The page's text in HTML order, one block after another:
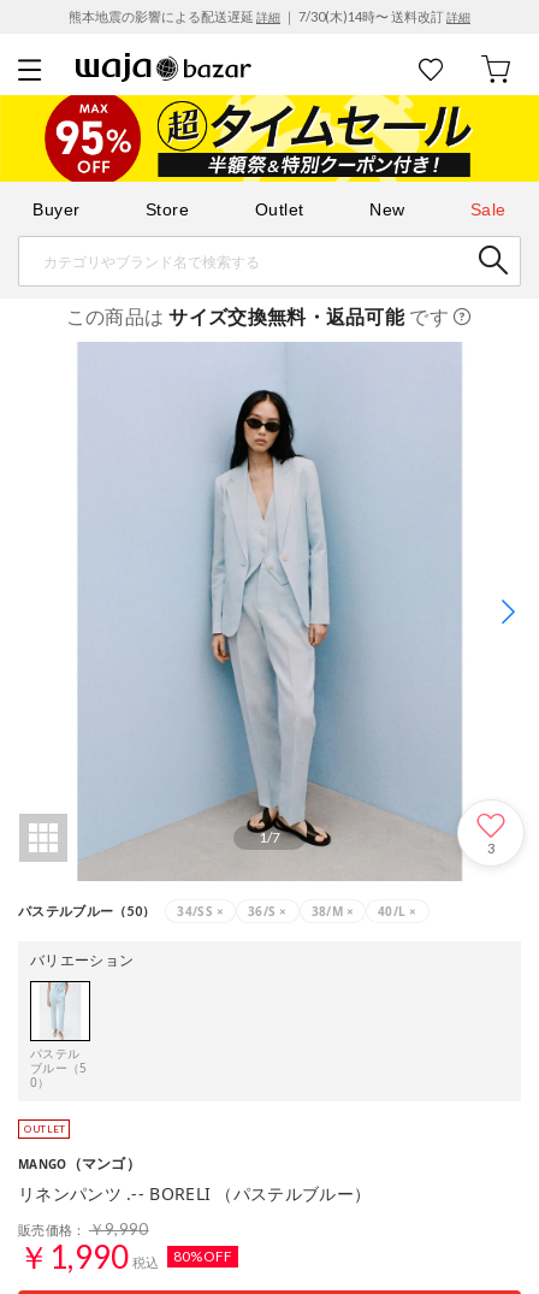
熊本地震の影響による配送遅延 詳細 ｜ 7/30(木)14時〜 送料改訂詳細
Buyer Store Outlet New Sale
この商品はサイズ交換無料・返品可能です
1/7
3
パステルブルー（50） 34/SS × 36/S × 38/M × 40/L ×
バリエーション
パステル
ブルー（5
0）
MANGO （マンゴ）
リネンパンツ .-- BORELI （パステルブルー）
販売価格： ￥9,990
￥1,990 税込 80%OFF